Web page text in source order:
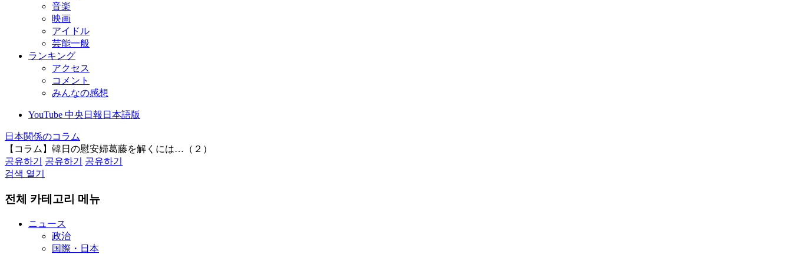
音楽
映画
アイドル
芸能一般
ランキング
アクセス
コメント
みんなの感想
YouTube 中央日報日本語版
日本関係のコラム
【コラム】韓日の慰安婦葛藤を解くには…（２）
공유하기
공유하기
공유하기
검색 열기
전체 카테고리 메뉴
ニュース
政治
国際・日本